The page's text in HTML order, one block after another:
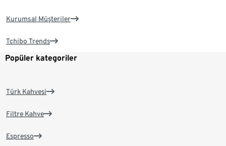
Kurumsal Müşteriler
Tchibo Trends
Popüler kategoriler
Türk Kahvesi
Filtre Kahve
Espresso